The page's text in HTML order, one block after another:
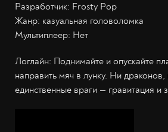
Разработчик: Frosty Pop
Жанр: казуальная головоломка
Мультиплеер: Нет
Логлайн: Поднимайте и опускайте
направить мяч в лунку. Ни
единственные враги — гравитация и